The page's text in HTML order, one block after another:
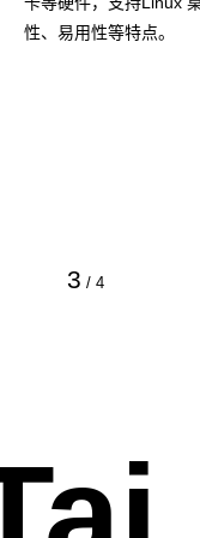
3 / 4
性、易用性等特点。